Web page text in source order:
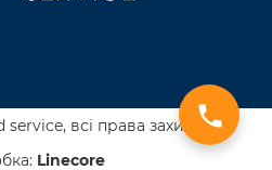
service, всі права захищені
Linecore